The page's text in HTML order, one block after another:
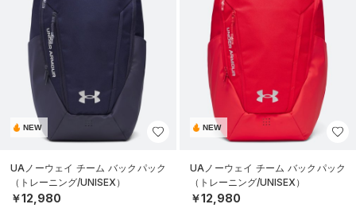
NEW
UAノーウェイ チーム バックパック
（トレーニング/UNISEX）
￥12,980
NEW
UAノーウェイ チーム バックパック
（トレーニング/UNISEX）
￥12,980